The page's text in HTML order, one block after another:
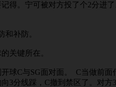
记得。宁可被对方投了个2分进
和补防。
关键所在。
球C与SG面对面。 C当做前
3分线踩，C撤到禁区了。对